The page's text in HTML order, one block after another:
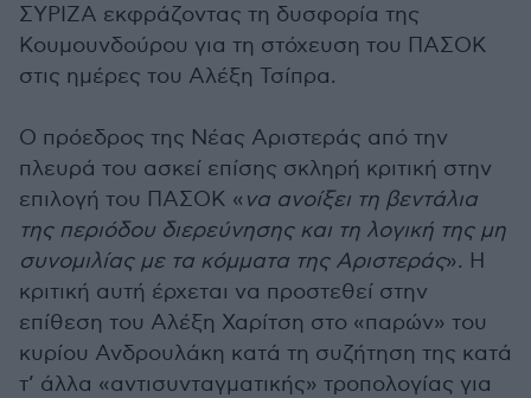
ΣΥΡΙΖΑ εκφράζοντας τη δυσφορία της
Κουμουνδούρου για τη στόχευση του ΠΑΣΟΚ
στις ημέρες του Αλέξη Τσίπρα.
Ο πρόεδρος της Νέας Αριστεράς από την
πλευρά του ασκεί επίσης σκληρή κριτική στην
επιλογή του ΠΑΣΟΚ « να ανοίξει τη βεντάλια
της περιόδου διερεύνησης και τη λογική της μη
συνομιλίας με τα κόμματα της Αριστεράς». Η
κριτική αυτή έρχεται να προστεθεί στην
επίθεση του Αλέξη Χαρίτση στο «παρών» του
κυρίου Ανδρουλάκη κατά τη συζήτηση της κατά
τ’ άλλα «αντισυνταγματικής» τροπολογίας για